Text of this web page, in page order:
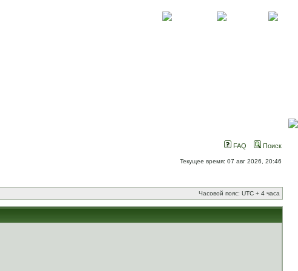
FAQ Поиск
Текущее время: 07 авг 2026, 20:46
Часовой пояс: UTC + 4 часа